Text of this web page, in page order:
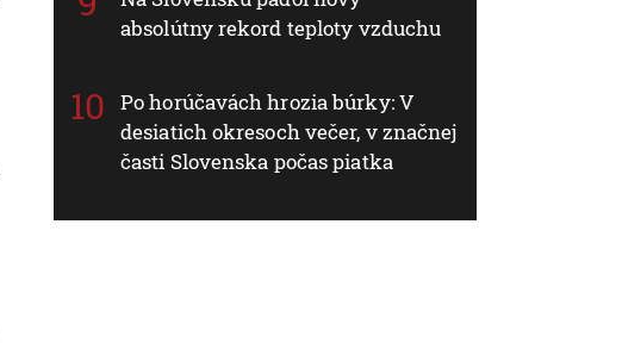
absolútny rekord teploty vzduchu
Po horúčavách hrozia búrky: V
desiatich okresoch večer, v značnej
časti Slovenska počas piatka